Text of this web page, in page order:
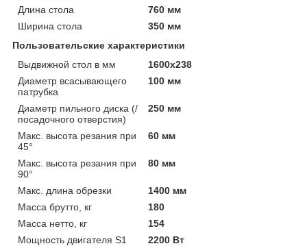
Длина стола
760 мм
Ширина стола
350 мм
Пользовательские характеристики
Выдвижной стол в мм
1600х238
Диаметр всасывающего
патрубка
100 мм
Диаметр пильного диска (/
посадочного отверстия)
250 мм
Макс. высота резания при
45°
60 мм
Макс. высота резания при
90°
80 мм
Макс. длина обрезки
1400 мм
Масса брутто, кг
180
Масса нетто, кг
154
Мощность двигателя S1
2200 Вт